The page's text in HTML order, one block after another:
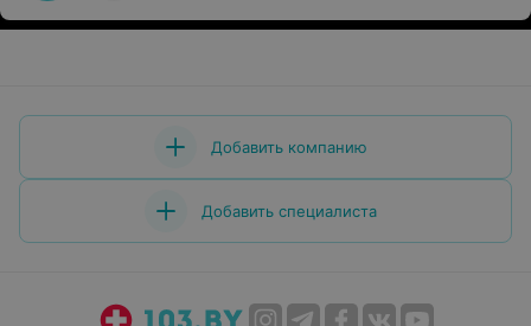
Добавить компанию
Добавить специалиста